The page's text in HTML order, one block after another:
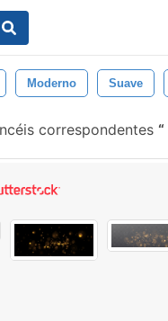
Moderno Suave
correspondentes